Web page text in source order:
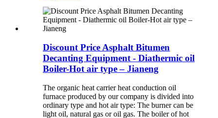
Discount Price Asphalt Bitumen
Decanting Equipment - Diathermic oil
Boiler-Hot air type – Jianeng
The organic heat carrier heat conduction oil
furnace produced by our company is divided into
ordinary type and hot air type: The burner can be
light oil, natural gas or oil gas. The boiler of hot